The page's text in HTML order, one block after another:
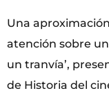
Una
atención sobre
un tranvía’,
de Historia del